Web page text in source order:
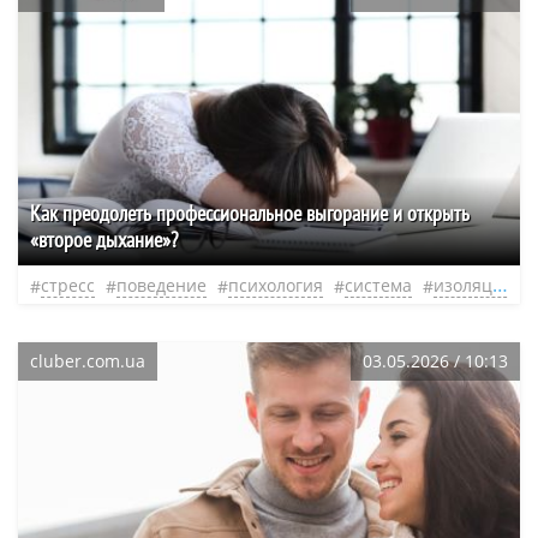
Как преодолеть профессиональное выгорание и открыть
«второе дыхание»?
стресс поведение психология система изоляция
cluber.com.ua 03.05.2026 / 10:13